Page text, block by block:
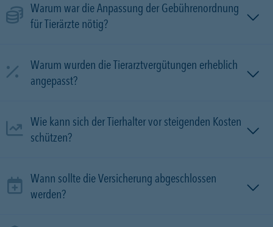
Warum war die Anpassung der Gebührenordnung
für Tierärzte nötig?
Warum wurden die Tierarztvergütungen erheblich
angepasst?
Wie kann sich der Tierhalter vor steigenden Kosten
schützen?
Wann sollte die Versicherung abgeschlossen
werden?